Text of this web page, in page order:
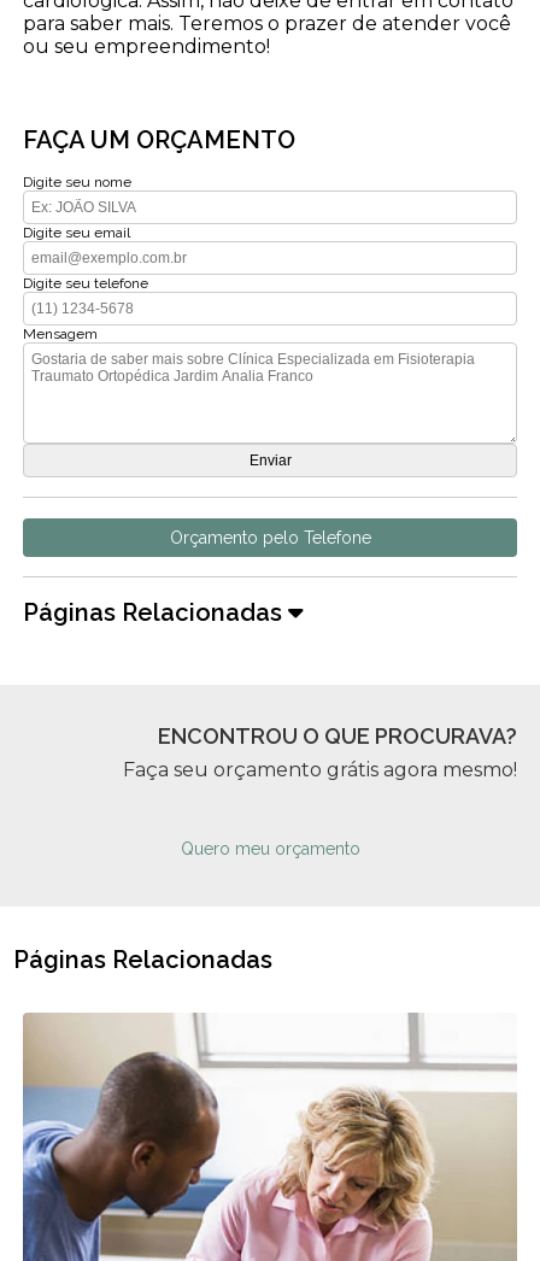
para saber mais. Teremos o prazer de atender você
ou seu empreendimento!
FAÇA UM ORÇAMENTO
Digite seu nome
Digite seu email
Digite seu telefone
Mensagem
Orçamento pelo Telefone
Páginas Relacionadas
ENCONTROU O QUE PROCURAVA?
Faça seu orçamento grátis agora mesmo!
Quero meu orçamento
Páginas Relacionadas